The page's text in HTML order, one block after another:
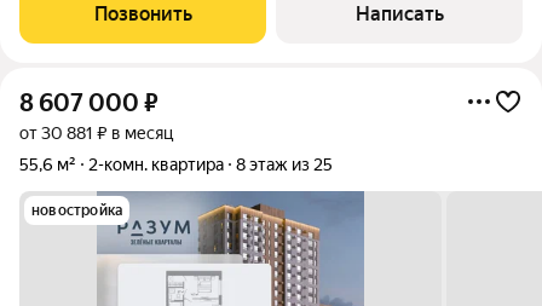
небольшая аккуратная кухня. Газовая плита заменена на новую
(на фото старая). Из одной из
Позвонить Написать
8 607 000 ₽
от 30 881 ₽ в месяц
55,6 м²
2-комн. квартира 8 этаж из 25
новостройка